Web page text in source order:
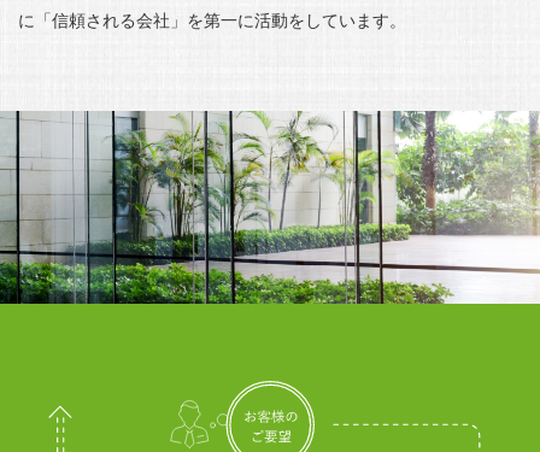
に「信頼される会社」を第一に活動をしています。